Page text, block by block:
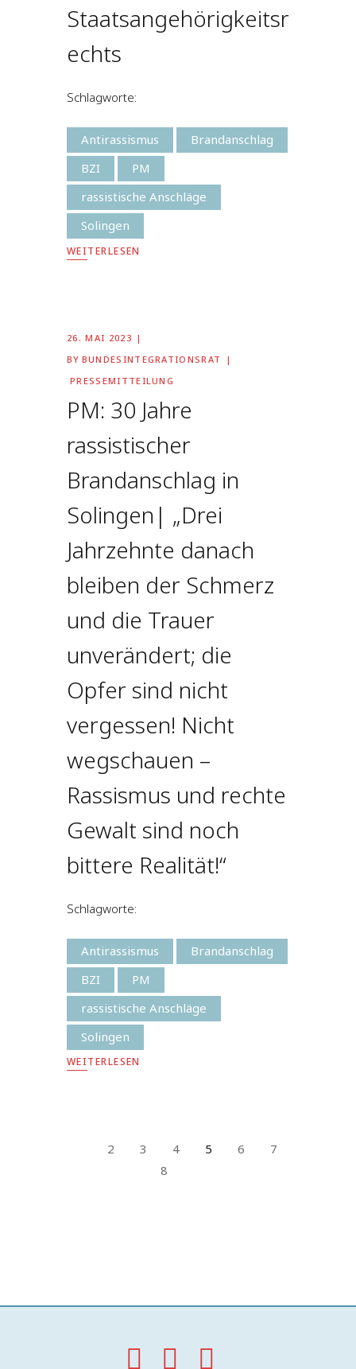
Staatsangehörigkeitsr
echts
Schlagworte:
Antirassismus
Brandanschlag
BZI
PM
rassistische Anschläge
Solingen
WEITERLESEN
26. MAI 2023
BY BUNDESINTEGRATIONSRAT
PRESSEMITTEILUNG
PM: 30 Jahre
rassistischer
Brandanschlag in
Solingen| „Drei
Jahrzehnte danach
bleiben der Schmerz
und die Trauer
unverändert; die
Opfer sind nicht
vergessen! Nicht
wegschauen –
Rassismus und rechte
Gewalt sind noch
bittere Realität!“
Schlagworte:
Antirassismus
Brandanschlag
BZI
PM
rassistische Anschläge
Solingen
WEITERLESEN
2 3 4 5 6
7
8